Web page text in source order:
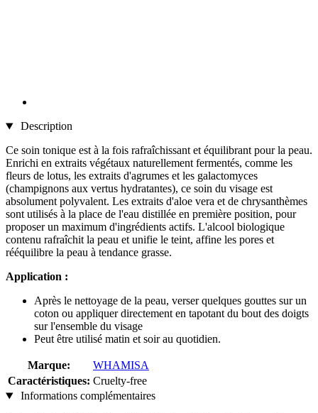
Description
Ce soin tonique est à la fois rafraîchissant et équilibrant pour la peau.
Enrichi en extraits végétaux naturellement fermentés, comme les
fleurs de lotus, les extraits d'agrumes et les galactomyces
(champignons aux vertus hydratantes), ce soin du visage est
absolument polyvalent. Les extraits d'aloe vera et de chrysanthèmes
sont utilisés à la place de l'eau distillée en première position, pour
proposer un maximum d'ingrédients actifs. L'alcool biologique
contenu rafraîchit la peau et unifie le teint, affine les pores et
rééquilibre la peau à tendance grasse.
Application :
Après le nettoyage de la peau, verser quelques gouttes sur un
coton ou appliquer directement en tapotant du bout des doigts
sur l'ensemble du visage
Peut être utilisé matin et soir au quotidien.
Marque:
WHAMISA
Caractéristiques: Cruelty-free
Informations complémentaires